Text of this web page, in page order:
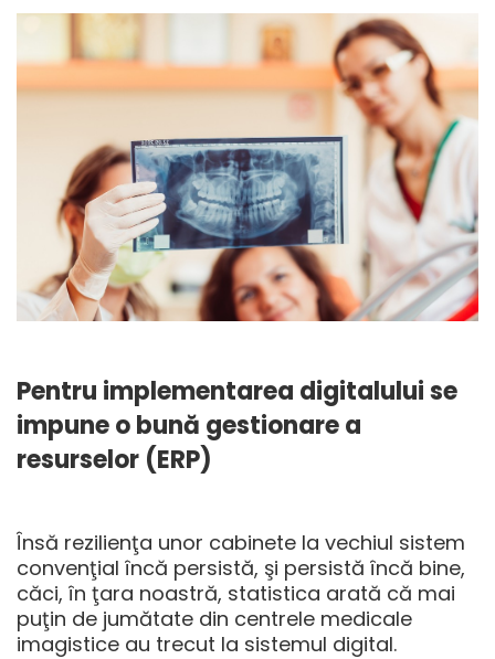
Pentru implementarea digitalului se
impune o bună gestionare a
resurselor (ERP)
Însă rezilienţa unor cabinete la vechiul sistem
convenţial încă persistă, şi persistă încă bine,
căci, în ţara noastră, statistica arată că mai
puţin de jumătate din centrele medicale
imagistice au trecut la sistemul digital.